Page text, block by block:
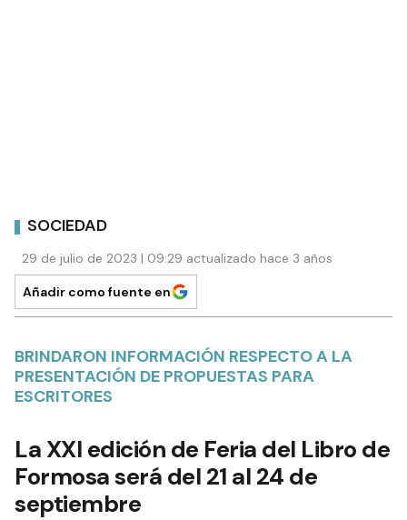
SOCIEDAD
29 de julio de 2023 | 09:29 actualizado hace 3 años
Añadir como fuente en
BRINDARON INFORMACIÓN RESPECTO A LA
PRESENTACIÓN DE PROPUESTAS PARA
ESCRITORES
La XXI edición de Feria del Libro de
Formosa será del 21 al 24 de
septiembre